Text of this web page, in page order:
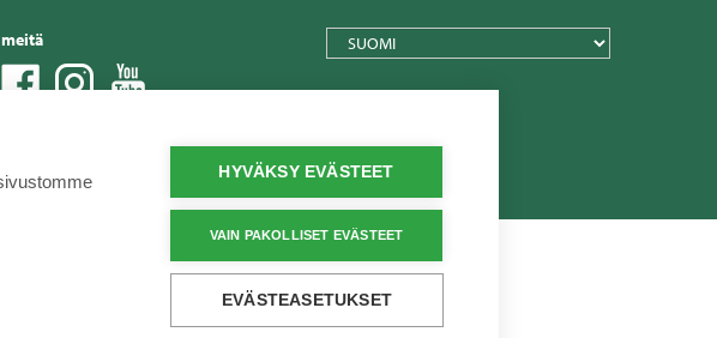
TEXT.LANGUAGE
HYVÄKSY EVÄSTEET
VAIN PAKOLLISET EVÄSTEET
EVÄSTEASETUKSET